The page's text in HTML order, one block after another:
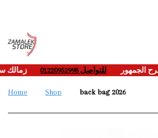
___- الجمهور ____للتواصل 01220952998
Home Shop back bag 2026